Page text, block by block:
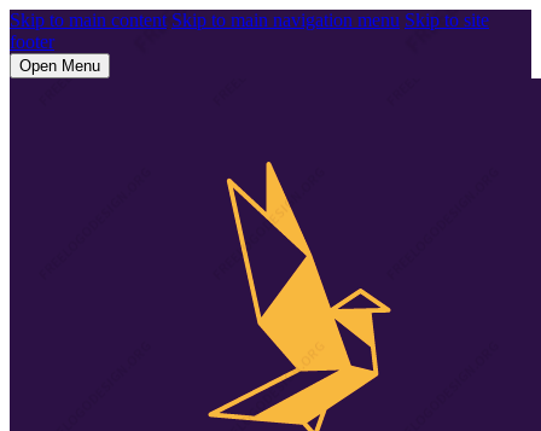
Skip to main content Skip to main navigation menu Skip to site
footer
Open Menu